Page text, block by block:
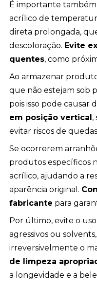
É importante
acrílico de
direta prolongada,
descoloração. Evite
quentes, como
Ao armazenar
que não estejam sob
pois isso pode causar
em posição vertical,
evitar riscos de
Se ocorrerem
produtos específicos
acrílico, ajudando a
aparência original.
fabricante para
Por último, evite o
agressivos ou
irreversivelmente o
de limpeza
a longevidade e a